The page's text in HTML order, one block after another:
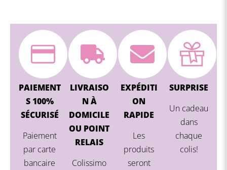
PAIEMENT
S 100%
SÉCURISÉ
Paiement
par carte
bancaire
LIVRAISO
N À
DOMICILE
OU POINT
RELAIS
Colissimo
EXPÉDITI
ON
RAPIDE
Les
produits
seront
SURPRISE
Un cadeau
dans
chaque
colis!